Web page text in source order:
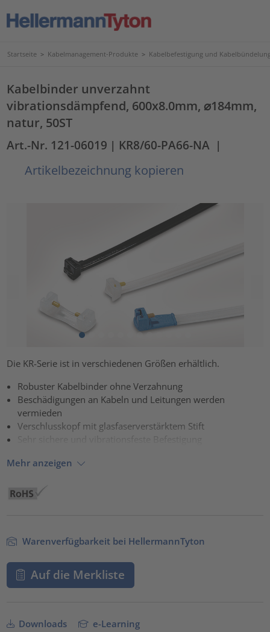
Startseite > Kabelmanagement-Produkte > Kabelbefestigung und
Kabelbinder unverzahnt
vibrationsdämpfend, 600x8.0mm, ⌀184mm,
natur, 50ST
Art.-Nr. 121-06019 | KR8/60-PA66-NA |
Artikelbezeichnung kopieren
Die KR-Serie ist in verschiedenen Größen erhältlich.
Robuster Kabelbinder ohne Verzahnung
Beschädigungen an Kabeln und Leitungen werden
vermieden
Verschlusskopf mit glasfaserverstärktem Stift
Sehr sichere und vibrationsfeste Befestigung
Mehr anzeigen
Warenverfügbarkeit bei HellermannTyton
Auf die Merkliste
Downloads e-Learning